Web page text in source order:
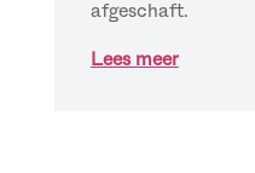
afgeschaft.
Lees meer